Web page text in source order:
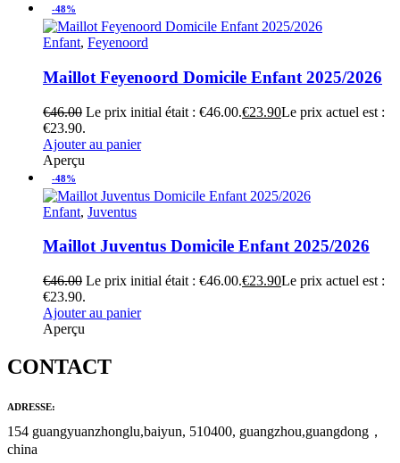
-48%
Enfant, Feyenoord
Maillot Feyenoord Domicile Enfant 2025/2026
€46.00 Le prix initial était : €46.00.€23.90Le prix actuel est :
€23.90.
Ajouter au panier
Aperçu
-48%
Enfant, Juventus
Maillot Juventus Domicile Enfant 2025/2026
€46.00 Le prix initial était : €46.00.€23.90Le prix actuel est :
€23.90.
Ajouter au panier
Aperçu
CONTACT
ADRESSE:
154 guangyuanzhonglu,baiyun, 510400, guangzhou,guangdong，
china